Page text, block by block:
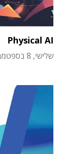
Physical AI
שלישי, 8 בספטמבר 2026